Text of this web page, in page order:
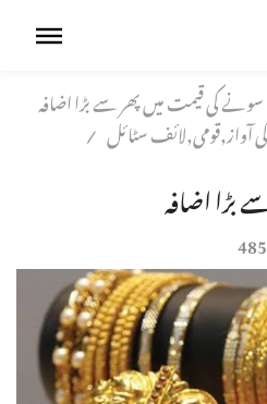
سونے کی قیمت میں پھر سے بڑا اضافہ
آواز,قومی,لائف سٹائل /
بڑا اضافہ